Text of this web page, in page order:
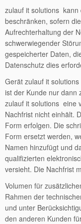
zulauf it solutions kann
beschränken, sofern
Aufrechterhaltung der
schwerwiegender
gespeicherter Daten,
Datenschutz dies
Gerät zulauf it
ist der Kunde nur dann
zulauf it solutions eine
Nachfrist nicht einhält.
Form erfolgen. Die
Form ersetzt werden,
Namen hinzufügt und
qualifizierten
versieht. Die Nachfrist
Volumen für
Rahmen der
und unter
den anderen Kunden